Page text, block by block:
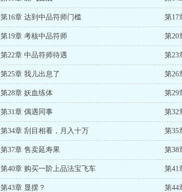
第16章 达到中品符师门槛 第17
第19章 考核中品符师 第20
第22章 中品符师待遇 第23
第25章 我儿出息了 第26
第28章 妖血练体 第29
第31章 偶遇同事 第32
第34章 刮目相看，月入十万 第35
第37章 售卖延寿果 第38
第40章 购买一阶上品法宝飞车 第41
第43章 显摆？ 第44